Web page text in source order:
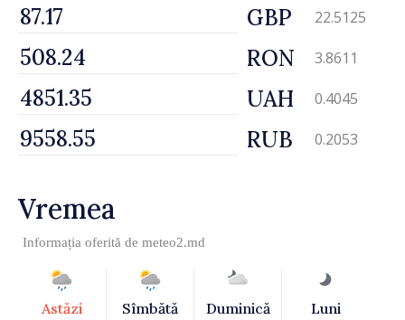
GBP 22.5125
RON 3.8611
UAH 0.4045
RUB 0.2053
Vremea
Informația oferită de meteo2.md
Astăzi Sîmbătă Duminică Luni